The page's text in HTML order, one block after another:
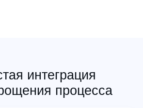
интеграция
процесса